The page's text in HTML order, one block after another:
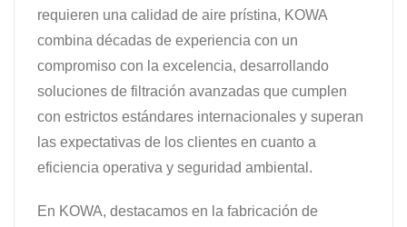
requieren una calidad de aire prístina, KOWA
combina décadas de experiencia con un
compromiso con la excelencia, desarrollando
soluciones de filtración avanzadas que cumplen
con estrictos estándares internacionales y superan
las expectativas de los clientes en cuanto a
eficiencia operativa y seguridad ambiental.
En KOWA, destacamos en la fabricación de